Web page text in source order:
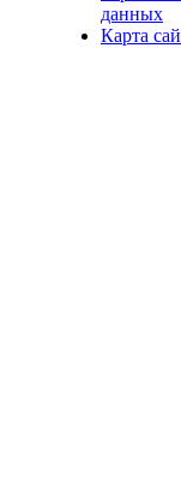
данных
Карта